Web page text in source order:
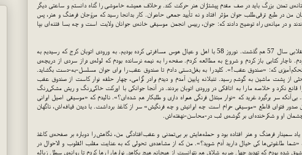
تمدن بزرگ باید در صف مقدم پیشتازان هنر حركت كند. برخلاف همیشه خاموشی را گناه دانستم و ساعتی دیگر
من در طبع ترقی‌طلب جوان مؤثر افتاد و نه تأیید جمعی حاضران. كار بدانجا رسید كه مروّجان فرهنگ و هنر، پس
و در میانه‌ی راه توضیح دادند كه: جوان، رییس انجمن موسیقی خانه‌ی جوانان ولایت است و چه بسا فتنه‌ای بپا
چرخ گردون به شعبده گشتی زد و زمستان انقلابی سال 57 هم گذشت. نوروز 58 با اهل و عیال هوس مسافرتی كرده بودیم. به ورودی اتوبان كرج كه رسیدیم به
ناچار كتابی باز كردم و شروع به مطالعه كردم. صفحه را به نیمه نرسانده بودم كه لوله‌ی دراز سردی از دریچه‌ی
كه: «صندوق عقب!». كلید را به بغل‌دستی دادم تا صندوق عقب را برای جوان مسلسل-به-دست بگشاید.
از پشت ماشین به گوشم رسید. تنبلانه پایین آمدم و دیدم برادر گرامی، چهار حلقه نوار كاست از صندوق عقب
قانع نكرد و خلاصه ما را به اتاقكی در ورودی اتوبان بردند. در آنجا جوانكی با اوركت خاكی‌رنگ و ریش مشكی‌رنگ
سر برگیرد غرید كه «نوار مبتذل فرنگی همراه داری و طلبكار هم شده‌ای؟». نالیدم كه «موسیقی اصیل ایرانی
فتوای قاطع «موسیقی حرام است چه ایرانیش و چه فرنگیش» سر از كاغذ برداشت. با دیدن قیافه‌اش، ناگهان
چشمان او و شكرخنده‌ای بر گوشه‌ی لب در-محاسن-نهفته‌اش.
یاد سمینار فرهنگ و هنر افتاده بود و حمله‌هایش بر بی‌تمدنی و عقب‌افتادگی من، نگاهش را دوباره بر صفحه‌ی كاغذ
طاغوتی‌ها كی خیال دارید آدم شوید؟». من كه از مشاهده‌ی تحولی كه به عنایت مقلب القلوب و الاحوال در
شوق شده بودم كه تهدید چهل ضربه شلاق هم نتوانست از هیجانم هیچ بكاهد. نوارها را رها كردم تا روانه‌ی سطل زباله